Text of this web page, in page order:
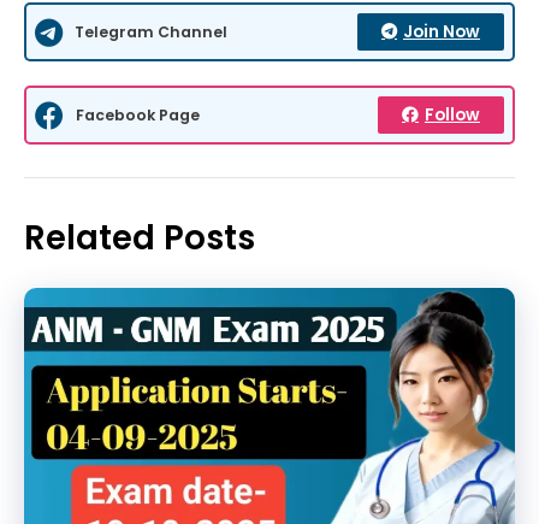
Telegram Channel Join Now
Facebook Page Follow
Related Posts